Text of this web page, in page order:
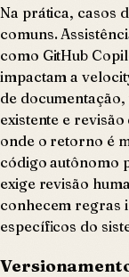
Na prática, casos
comuns.
como GitHub
impactam a
de
existente e
onde o retorno é
código autônomo
exige revisão
conhecem regras
específicos do